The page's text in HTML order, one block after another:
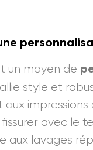
un moyen de
style et
impressions
fissurer avec le
aux lavages